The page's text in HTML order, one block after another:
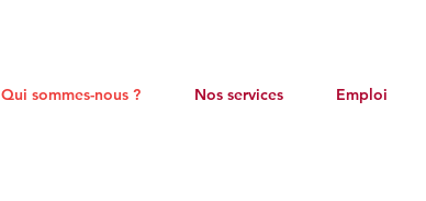
Qui sommes-nous ? Nos services Emploi